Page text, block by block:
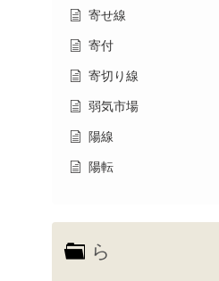
寄せ線
寄付
寄切り線
弱気市場
陽線
陽転
ら